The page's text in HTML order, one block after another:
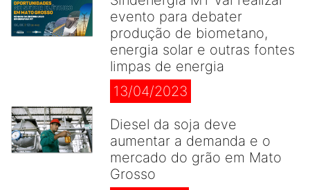
evento para debater
produção de biometano,
energia solar e outras fontes
limpas de energia
13/04/2023
Diesel da soja deve
aumentar a demanda e o
mercado do grão em Mato
Grosso